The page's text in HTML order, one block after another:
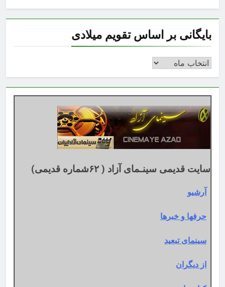
بایگانی بر اساس تقویم میلادی
بایگانی
اساس
تقویم
میلادی
سایت قدیمی سینـمای آزاد ( ۶۲شماره قدیمی)
آرشیو
حرفها و خبرها
سینمای تبعید
از دیگران